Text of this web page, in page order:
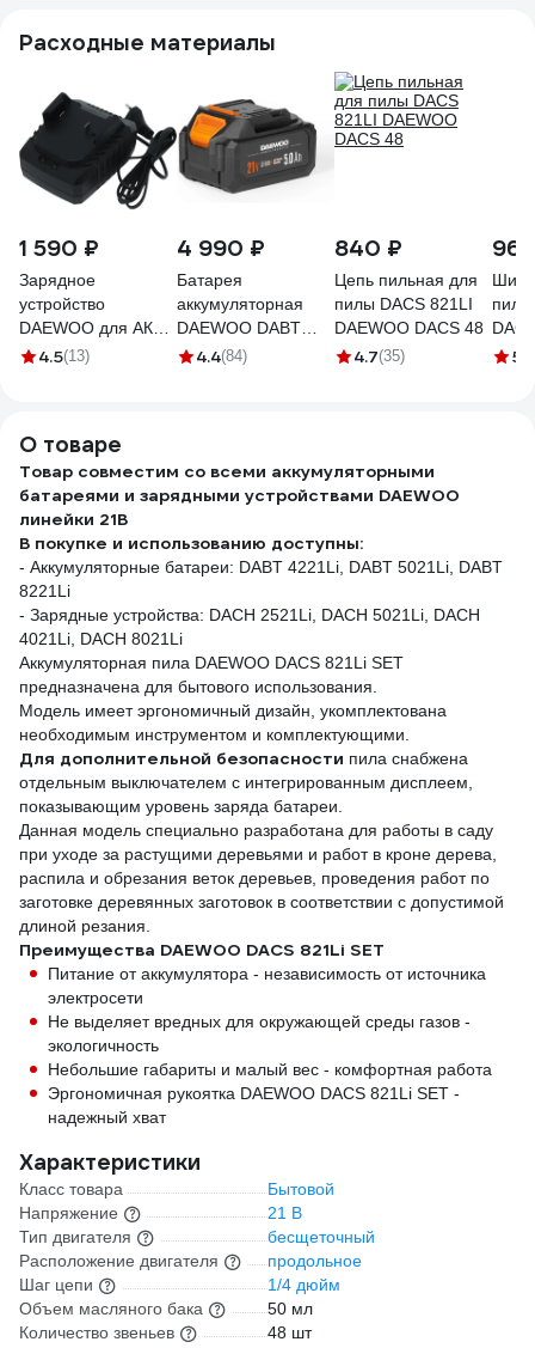
Расходные материалы
1 590 ₽
Зарядное
устройство
DAEWOO для АКБ,
21В DACH 2521Li
4.5(13)
4 990 ₽
Батарея
аккумуляторная
DAEWOO DABT
5021Li
4.4(84)
840 ₽
Цепь пильная для
пилы DACS 821LI
DAEWOO DACS 48
4.7(35)
пилы
5
О товаре
Товар совместим со всеми аккумуляторными
батареями и зарядными устройствами DAEWOO
линейки 21В
В покупке и использованию доступны:
- Аккумуляторные батареи: DABT 4221Li, DABT 5021Li, DABT
8221Li
- Зарядные устройства: DACH 2521Li, DACH 5021Li, DACH
4021Li, DACH 8021Li
Аккумуляторная пила DAEWOO DACS 821Li SET
предназначена для бытового использования.
Модель имеет эргономичный дизайн, укомплектована
необходимым инструментом и комплектующими.
Для дополнительной безопасности пила снабжена
отдельным выключателем с интегрированным дисплеем,
показывающим уровень заряда батареи.
Данная модель специально разработана для работы в саду
при уходе за растущими деревьями и работ в кроне дерева,
распила и обрезания веток деревьев, проведения работ по
заготовке деревянных заготовок в соответствии с допустимой
длиной резания.
Преимущества DAEWOO DACS 821Li SET
Питание от аккумулятора - независимость от источника
электросети
Не выделяет вредных для окружающей среды газов -
экологичность
Небольшие габариты и малый вес - комфортная работа
Эргономичная рукоятка DAEWOO DACS 821Li SET -
надежный хват
Характеристики
Класс товара
Бытовой
Напряжение
21 В
Тип двигателя
бесщеточный
Расположение двигателя
продольное
Шаг цепи
1/4 дюйм
Объем масляного бака
50 мл
Количество звеньев
48 шт